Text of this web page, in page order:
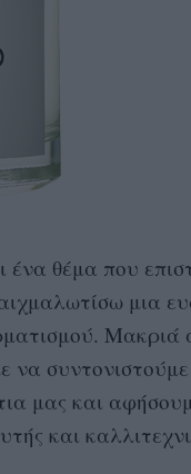
ένα θέμα που
μια
Μακριά
να
μας και
και